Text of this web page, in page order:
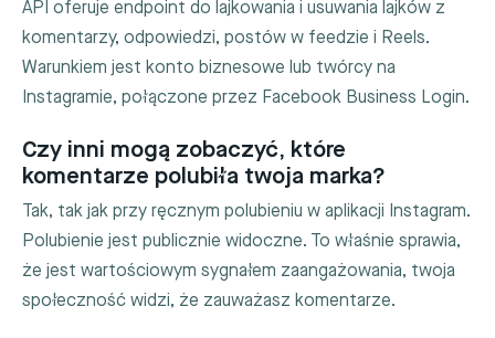
API oferuje endpoint do lajkowania i usuwania lajków z
komentarzy, odpowiedzi, postów w feedzie i Reels.
Warunkiem jest konto biznesowe lub twórcy na
Instagramie, połączone przez Facebook Business Login.
Czy inni mogą zobaczyć, które
komentarze polubiła twoja marka?
Tak, tak jak przy ręcznym polubieniu w aplikacji Instagram.
Polubienie jest publicznie widoczne. To właśnie sprawia,
że jest wartościowym sygnałem zaangażowania, twoja
społeczność widzi, że zauważasz komentarze.